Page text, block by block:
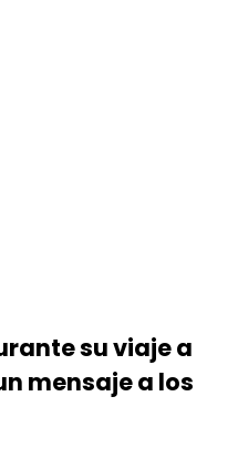
su viaje a
mensaje a los